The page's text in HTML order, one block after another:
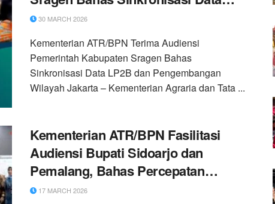
LP2B dan Pengembangan Wilayah
30 MARCH 2026
Kementerian ATR/BPN Terima Audiensi
Pemerintah Kabupaten Sragen Bahas
Sinkronisasi Data LP2B dan Pengembangan
Wilayah Jakarta – Kementerian Agraria dan Tata ...
Kementerian ATR/BPN Fasilitasi
Audiensi Bupati Sidoarjo dan
Pemalang, Bahas Percepatan
Penetapan LP2B dan Pengendalian
17 MARCH 2026